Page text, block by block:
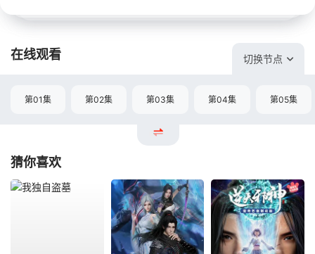
在线观看 切换节点
第01集 第02集 第03集 第04集 第05集
猜你喜欢